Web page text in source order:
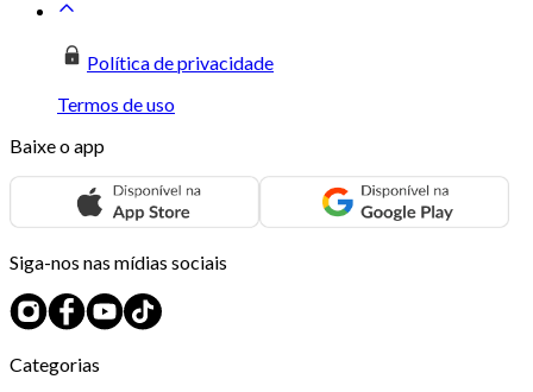
Política de privacidade
Termos de uso
Baixe o app
Siga-nos nas mídias sociais
Categorias